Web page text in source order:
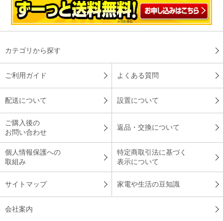
カテゴリから探す
ご利用ガイド よくある質問
配送について 設置について
ご購入後の
お問い合わせ
返品・交換について
個人情報保護への
取組み
特定商取引法に基づく
表示について
サイトマップ 家電や生活の豆知識
会社案内